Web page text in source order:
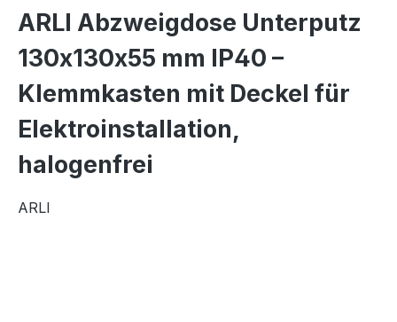
ARLI Abzweigdose Unterputz
130x130x55 mm IP40 –
Klemmkasten mit Deckel für
Elektroinstallation,
halogenfrei
ARLI